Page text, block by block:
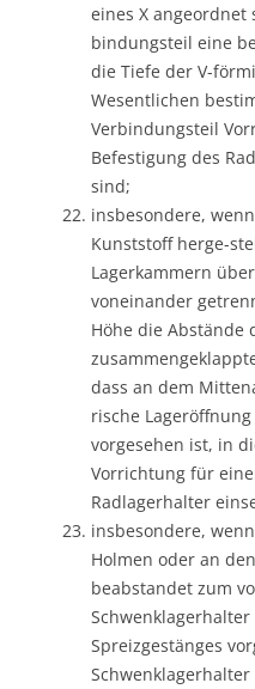
eines X angeordnet
bindungsteil eine
die Tiefe der V-
Wesentlichen
Verbindungsteil
Befestigung des
sind;
insbesondere,
Kunststoff herge-
Lagerkammern
voneinander
Höhe die Abstände
dass an dem
rische
vorgesehen ist, in
Vorrichtung für
Radlagerhalter
insbesondere,
Holmen oder an
beabstandet zum
Spreizgestänges